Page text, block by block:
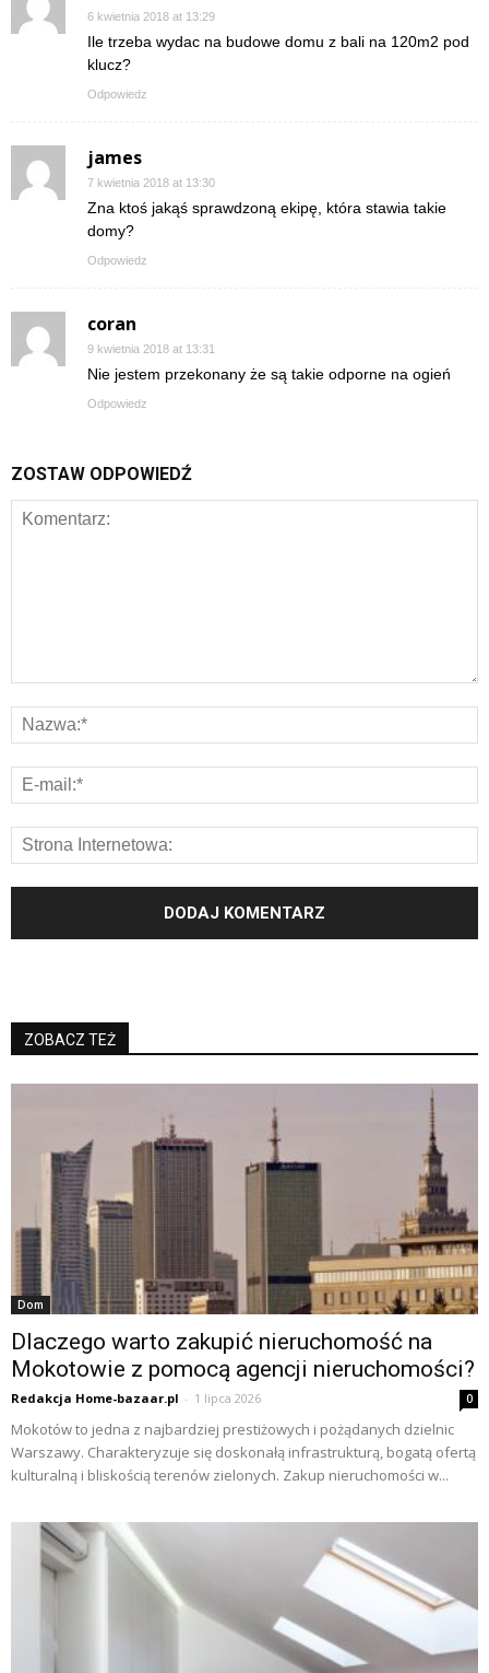
6 kwietnia 2018 at 13:29
Ile trzeba wydac na budowe domu z bali na 120m2 pod
klucz?
Odpowiedz
james
7 kwietnia 2018 at 13:30
Zna ktoś jakąś sprawdzoną ekipę, która stawia takie
domy?
Odpowiedz
coran
9 kwietnia 2018 at 13:31
Nie jestem przekonany że są takie odporne na ogień
Odpowiedz
ZOSTAW ODPOWIEDŹ
ZOBACZ TEŻ
Dom
Dlaczego warto zakupić nieruchomość na
Mokotowie z pomocą agencji nieruchomości?
Redakcja Home-bazaar.pl - 1 lipca 2026 0
Mokotów to jedna z najbardziej prestiżowych i pożądanych dzielnic
Warszawy. Charakteryzuje się doskonałą infrastrukturą, bogatą ofertą
kulturalną i bliskością terenów zielonych. Zakup nieruchomości w...